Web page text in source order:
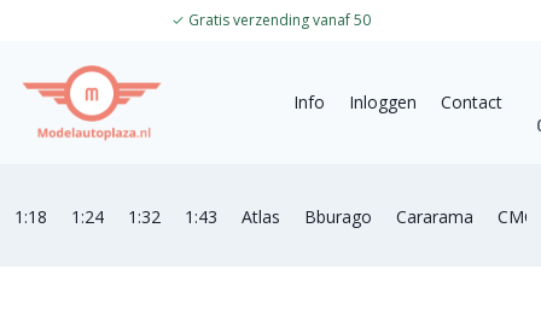
✓ Gratis verzending vanaf 50
Info Inloggen
Contact
1:18 1:24 1:32 1:43 Atlas Bburago Cararama CMC